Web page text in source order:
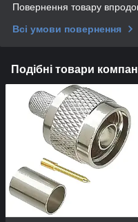
Повернення товару
Всі умови повернення
Подібні товари